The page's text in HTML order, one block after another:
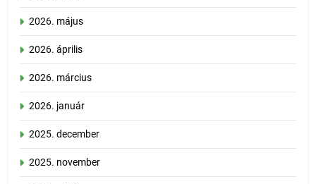
2026. május
2026. április
2026. március
2026. január
2025. december
2025. november